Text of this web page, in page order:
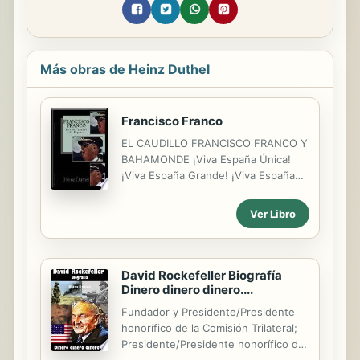
Más obras de Heinz Duthel
Francisco Franco
EL CAUDILLO FRANCISCO FRANCO Y
BAHAMONDE ¡Viva España Única!
¡Viva España Grande! ¡Viva España
PredecesorMiguel Cabanellas (bando
sublevado) José Miaja Menant
(bando republicano)
SucesorAlejandro Rodríguez de
Valcárcel (Pte. Consejo de Regencia)
Presidente del Gobierno de España
30 de enero de 1938 – 8 de junio de
1973 VicepresidenteFrancisco
Ver Libro
David Rockefeller Biografía
Dinero dinero dinero....
Fundador y Presidente/Presidente
honorífico de la Comisión Trilateral;
Presidente/Presidente honorífico del